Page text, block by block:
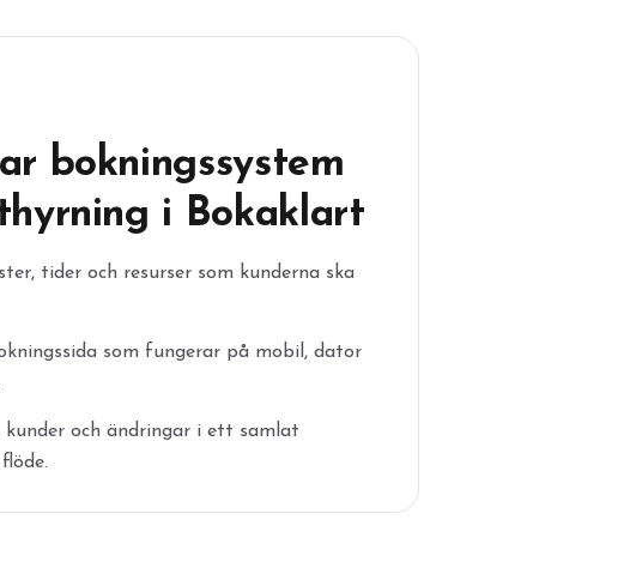
bokningssystem
i Bokaklart
tider och resurser som kunderna ska
som fungerar på mobil, dator
kunder och ändringar i ett samlat